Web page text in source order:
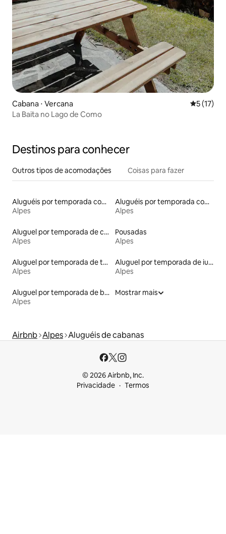
Cabana ⋅ Vercana 5 de uma
5 (17)
La Baita no Lago de Como
Destinos para conhecer
Outros tipos de acomodações Coisas para fazer
Aluguéis por temporada com café da manhã
Alpes
Aluguéis por temporada com acesso ao lago
Alpes
Aluguel por temporada de casas arredondadas
Alpes
Pousadas
Alpes
Aluguel por temporada de torres
Alpes
Aluguel por temporada de iurtas
Alpes
Aluguel por temporada de barcos
Alpes
Mostrar mais
Airbnb Alpes Aluguéis de cabanas
© 2026 Airbnb, Inc.
Privacidade
Termos